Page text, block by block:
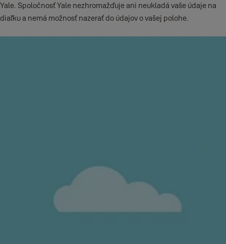
Yale. Spoločnosť Yale nezhromažďuje ani neukladá vaše údaje na
diaľku a nemá možnosť nazerať do údajov o vašej polohe.